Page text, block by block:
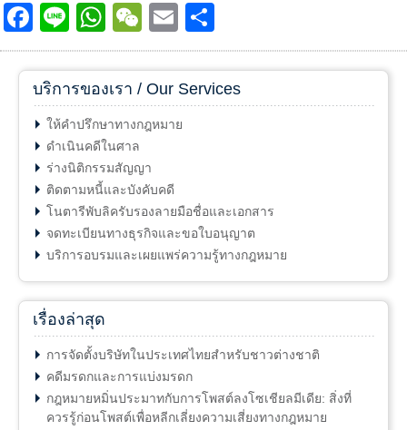
Facebook
LineWhatsApp
WeChat
Email
บริการของเรา / Our Services
ให้คำปรึกษาทางกฎหมาย
ดำเนินคดีในศาล
ร่างนิติกรรมสัญญา
ติดตามหนี้และบังคับคดี
โนตารีพับลิครับรองลายมือชื่อและเอกสาร
จดทะเบียนทางธุรกิจและขอใบอนุญาต
บริการอบรมและเผยแพร่ความรู้ทางกฎหมาย
เรื่องล่าสุด
การจัดตั้งบริษัทในประเทศไทยสำหรับชาวต่างชาติ
คดีมรดกและการแบ่งมรดก
กฎหมายหมิ่นประมาทกับการโพสต์ลงโซเชียลมีเดีย: สิ่งที่
ควรรู้ก่อนโพสต์เพื่อหลีกเลี่ยงความเสี่ยงทางกฎหมาย